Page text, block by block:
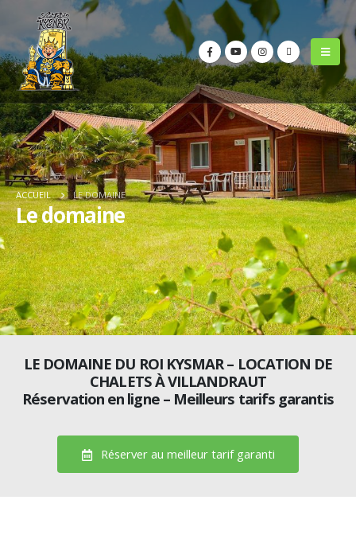
ACCUEIL LE DOMAINE
Le domaine
LE DOMAINE DU ROI KYSMAR – LOCATION DE
CHALETS À VILLANDRAUT
Réservation en ligne – Meilleurs tarifs garantis
Réserver au meilleur tarif garanti